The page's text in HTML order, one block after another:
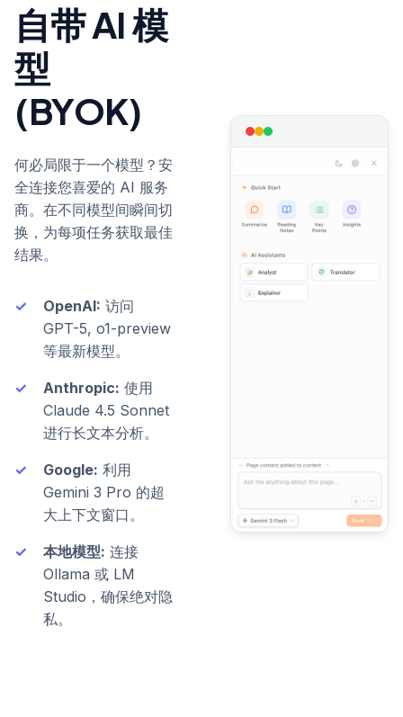
自带 AI 模
型
(BYOK)
何必局限于一个模型？安
全连接您喜爱的 AI 服务
商。在不同模型间瞬间切
换，为每项任务获取最佳
结果。
OpenAI: 访问
GPT-5, o1-preview
等最新模型。
Anthropic: 使用
Claude 4.5 Sonnet
进行长文本分析。
Google: 利用
Gemini 3 Pro 的超
大上下文窗口。
本地模型: 连接
Ollama 或 LM
Studio，确保绝对隐
私。